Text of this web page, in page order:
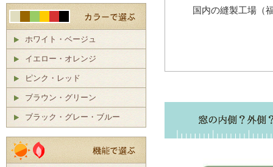
国内の縫製工場（
ホワイト・ベージュ
イエロー・オレンジ
ピンク・レッド
ブラウン・グリーン
ブラック・グレー・ブルー